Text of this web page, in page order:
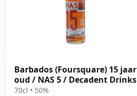
Barbados (Foursquare) 15 jaar
oud / NAS 5 / Decadent Drinks
70cl • 50%